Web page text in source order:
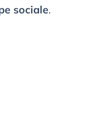
sociale.